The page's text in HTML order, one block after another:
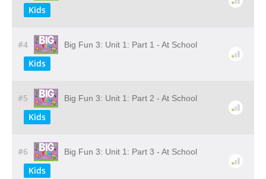
Kids
#4 Big Fun 3: Unit 1: Part 1 - At School
Kids
#5 Big Fun 3: Unit 1: Part 2 - At School
Kids
#6 Big Fun 3: Unit 1: Part 3 - At School
Kids